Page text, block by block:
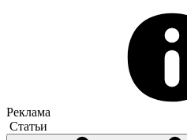
Реклама
Статьи